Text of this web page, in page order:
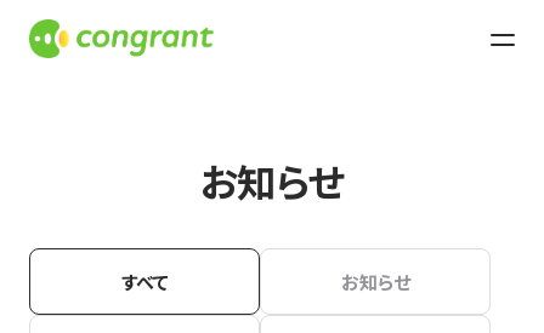
お知らせ
すべて お知らせ